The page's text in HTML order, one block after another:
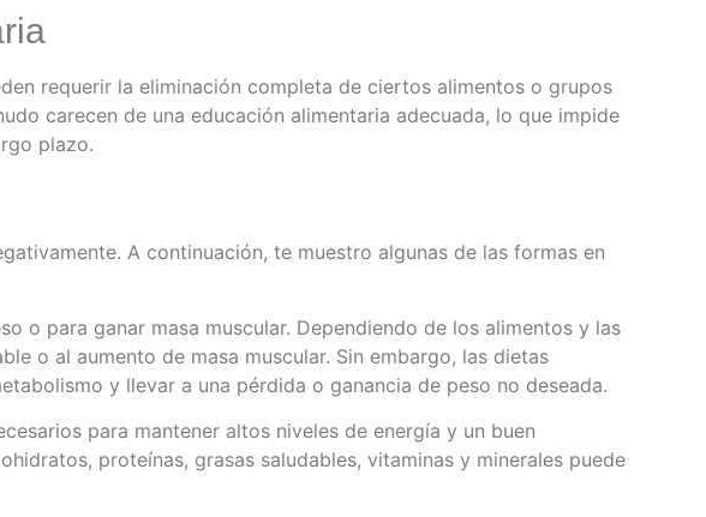
requerir la eliminación completa de ciertos alimentos o grupos
carecen de una educación alimentaria adecuada, lo que impide
plazo.
A continuación, te muestro algunas de las formas en
o para ganar masa muscular. Dependiendo de los alimentos y las
o al aumento de masa muscular. Sin embargo, las dietas
y llevar a una pérdida o ganancia de peso no deseada.
para mantener altos niveles de energía y un buen
proteínas, grasas saludables, vitaminas y minerales puede